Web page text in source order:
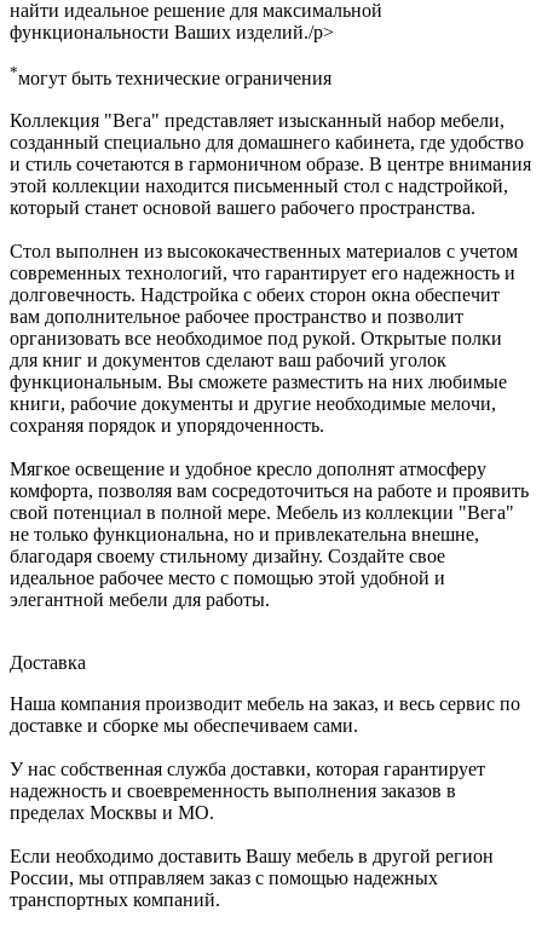
найти идеальное решение для максимальной
функциональности Ваших изделий./p>
*могут быть технические ограничения
Коллекция "Вега" представляет изысканный набор мебели,
созданный специально для домашнего кабинета, где удобство
и стиль сочетаются в гармоничном образе. В центре внимания
этой коллекции находится письменный стол с надстройкой,
который станет основой вашего рабочего пространства.
Стол выполнен из высококачественных материалов с учетом
современных технологий, что гарантирует его надежность и
долговечность. Надстройка с обеих сторон окна обеспечит
вам дополнительное рабочее пространство и позволит
организовать все необходимое под рукой. Открытые полки
для книг и документов сделают ваш рабочий уголок
функциональным. Вы сможете разместить на них любимые
книги, рабочие документы и другие необходимые мелочи,
сохраняя порядок и упорядоченность.
Мягкое освещение и удобное кресло дополнят атмосферу
комфорта, позволяя вам сосредоточиться на работе и проявить
свой потенциал в полной мере. Мебель из коллекции "Вега"
не только функциональна, но и привлекательна внешне,
благодаря своему стильному дизайну. Создайте свое
идеальное рабочее место с помощью этой удобной и
элегантной мебели для работы.
Доставка
Наша компания производит мебель на заказ, и весь сервис по
доставке и сборке мы обеспечиваем сами.
У нас собственная служба доставки, которая гарантирует
надежность и своевременность выполнения заказов в
пределах Москвы и МО.
Если необходимо доставить Вашу мебель в другой регион
России, мы отправляем заказ с помощью надежных
транспортных компаний.